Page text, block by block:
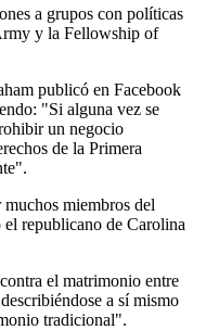
a grupos con políticas
y la Fellowship of
publicó en Facebook
"Si alguna vez se
un negocio
de la Primera
miembros del
republicano de Carolina
el matrimonio entre
a sí mismo
tradicional".